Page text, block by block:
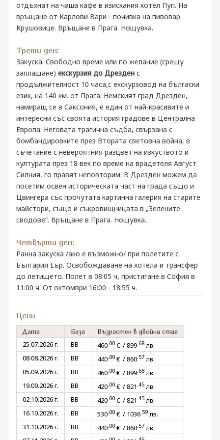
отдъхнат на чаша кафе в изискания хотел Пуп. На
връщане от Карлови Вари - почивка на пивовар
Крушовице. Връщане в Прага. Нощувка.
Трети ден:
Закуска. Свободно време или по желание (срещу
заплащане) екскурзия до Дрезден с
продължителност 10 часа,с екскурзовод на бългаски
език, на 140 км. от Прага. Немският град Дрезден,
намиращ се в Саксония, е един от най-красивите и
интересни със своята история градове в Централна
Европа. Неговата трагична съдба, свързана с
бомбандировките през Втората световна война, в
съчетание с невероятния разцвет на изкуството и
културата през 18 век по време на врадетеля Август
Силния, го правят неповторим. В Дрезден можем да
посетим освен историческата част на града също и
Цвингера със прочутата картинна галерия на старите
майстори, също и съкровищницата в „Зелените
сводове“. Връщане в Прага. Нощувка.
Четвърти ден:
Ранна закуска /ако е възможно/ при полетите с
България Еър. Освобождаване на хотела и трансфер
до летището. Полет в 08:05 ч, пристигане в София в
11:00 ч. От октомври 16:00 - 18:55 ч.
Цени
Дата База Възрастен в двойна стая
25.07.2026 г. BB 460.00€ / 899.68лв.
08.08.2026 г.
BB 440.00€ / 860.57лв.
05.09.2026 г.
BB 460.00€ / 899.68лв.
19.09.2026 г.
BB 420.00€ / 821 .45лв.
02.10.2026 г.
BB 420.00€ / 821 .45лв.
16.10.2026 г.
BB 530.00€ / 1036.59лв.
31.10.2026 г.
BB 440.00€ / 860.57лв.